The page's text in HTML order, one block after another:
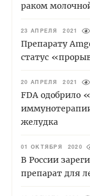
раком
23 АПРЕЛЯ 2021
Препарату
статус
20 АПРЕЛЯ 2021
FDA одобрило
желудка
01 ОКТЯБРЯ 2020
В России
препарат для